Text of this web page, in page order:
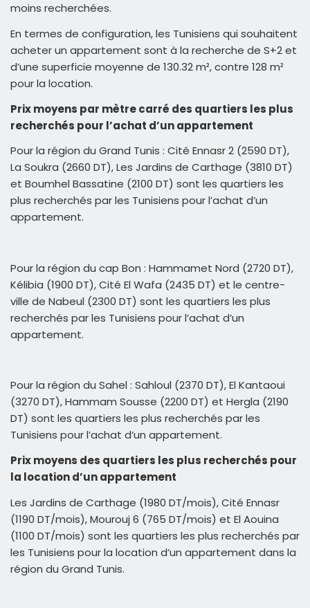
moins recherchées.
En termes de configuration, les Tunisiens qui souhaitent
acheter un appartement sont à la recherche de S+2 et
d’une superficie moyenne de 130.32 m², contre 128 m²
pour la location.
Prix moyens par mètre carré des quartiers les plus
recherchés pour l’achat d’un appartement
Pour la région du Grand Tunis : Cité Ennasr 2 (2590 DT),
La Soukra (2660 DT), Les Jardins de Carthage (3810 DT)
et Boumhel Bassatine (2100 DT) sont les quartiers les
plus recherchés par les Tunisiens pour l’achat d’un
appartement.
Pour la région du cap Bon : Hammamet Nord (2720 DT),
Kélibia (1900 DT), Cité El Wafa (2435 DT) et le centre-
ville de Nabeul (2300 DT) sont les quartiers les plus
recherchés par les Tunisiens pour l’achat d’un
appartement.
Pour la région du Sahel : Sahloul (2370 DT), El Kantaoui
(3270 DT), Hammam Sousse (2200 DT) et Hergla (2190
DT) sont les quartiers les plus recherchés par les
Tunisiens pour l’achat d’un appartement.
Prix moyens des quartiers les plus recherchés pour
la location d’un appartement
Les Jardins de Carthage (1980 DT/mois), Cité Ennasr
(1190 DT/mois), Mourouj 6 (765 DT/mois) et El Aouina
(1100 DT/mois) sont les quartiers les plus recherchés par
les Tunisiens pour la location d’un appartement dans la
région du Grand Tunis.